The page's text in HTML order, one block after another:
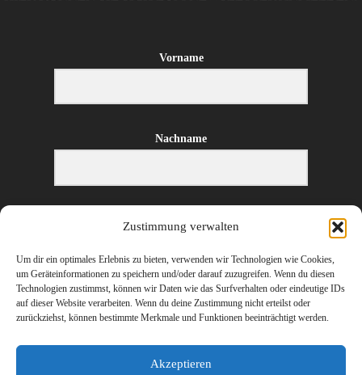
Zustimmung verwalten
Um dir ein optimales Erlebnis zu bieten, verwenden wir Technologien wie Cookies,
um Geräteinformationen zu speichern und/oder darauf zuzugreifen. Wenn du diesen
Technologien zustimmst, können wir Daten wie das Surfverhalten oder eindeutige IDs
auf dieser Website verarbeiten. Wenn du deine Zustimmung nicht erteilst oder
zurückziehst, können bestimmte Merkmale und Funktionen beeinträchtigt werden.
Akzeptieren
Vorname
Nachname
E-Mail-Adresse
ANMELDEN